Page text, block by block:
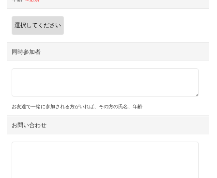
同時参加者
お友達で一緒に参加される方がいれば、その方の氏名、年齢
お問い合わせ